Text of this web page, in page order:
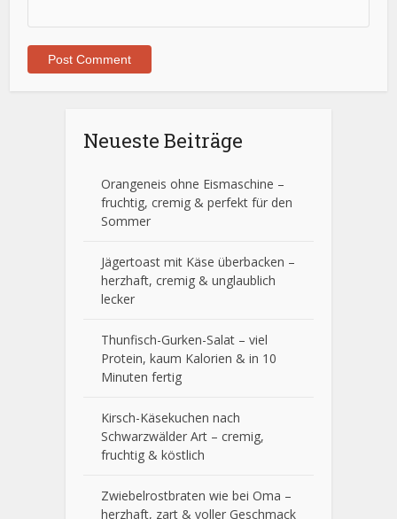
Neueste Beiträge
Orangeneis ohne Eismaschine –
fruchtig, cremig & perfekt für den
Sommer
Jägertoast mit Käse überbacken –
herzhaft, cremig & unglaublich
lecker
Thunfisch-Gurken-Salat – viel
Protein, kaum Kalorien & in 10
Minuten fertig
Kirsch-Käsekuchen nach
Schwarzwälder Art – cremig,
fruchtig & köstlich
Zwiebelrostbraten wie bei Oma –
herzhaft, zart & voller Geschmack